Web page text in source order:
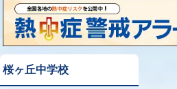
桜ヶ丘中学校